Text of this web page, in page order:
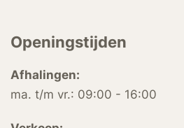
Openingstijden
Afhalingen:
ma. t/m vr.: 09:00 - 16:00